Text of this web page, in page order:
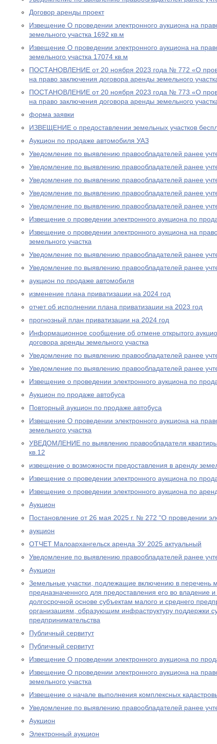
Договор аренды проект
Извещение О проведении электронного аукциона на
земельного участка 1692 кв.м
Извещение О проведении электронного аукциона на
земельного участка 17074 кв.м
ПОСТАНОВЛЕНИЕ от 20 ноября 2023 года № 772 «О
на право заключения договора аренды земельного
ПОСТАНОВЛЕНИЕ от 20 ноября 2023 года № 773 «О
на право заключения договора аренды земельного
форма заявки
ИЗВЕЩЕНИЕ о предоставлении земельных участков
Аукцион по продаже автомобиля УАЗ
Уведомление по выявлению правообладателей ранее
Уведомление по выявлению правообладателей ранее
Уведомление по выявлению правообладателей ранее
Уведомление по выявлению правообладателей ранее
Уведомление по выявлению правообладателей ранее
Извещение о проведении электронного аукциона по
Извещение о проведении электронного аукциона на
земельного участка
Уведомление по выявлению правообладателей ранее
Уведомление по выявлению правообладателей ранее
аукцион по продаже автомобиля
изменение плана приватизации на 2024 год
отчет об исполнении плана приватизации на 2023 год
прогнозный план приватизации на 2024 год
Информационное сообщение об отмене открытого
договора аренды земельного участка
Уведомление по выявлению правообладателей ранее
Уведомление по выявлению правообладателей ранее
Извещение о проведении электронного аукциона по
Аукцион по продаже автобуса
Повторный аукцион по продаже автобуса
Извещение О проведении электронного аукциона на
земельного участка
УВЕДОМЛЕНИЕ по выявлению правообладателя
кв.12
извещение о возможности предоставления в аренду
Извещение о проведении электронного аукциона по
Извещение о проведении электронного аукциона по
Аукцион
Постановление от 26 мая 2025 г. № 272 "О проведении
аукцион
ОТЧЕТ Малоархангельск аренда ЗУ 2025 актуальный
Уведомление по выявлению правообладателей ранее
Аукцион
Земельные участки, подлежащие включению в перечень
предназначенного для предоставления его во владение
долгосрочной основе субъектам малого и среднего
организациям, образующим инфраструктуру поддержки
предпринимательства
Публичный сервитут
Публичный сервитут
Извещение О проведении электронного аукциона по
Извещение О проведении электронного аукциона на
земельного участка
Извещение о начале выполнения комплексных
Уведомление по выявлению правообладателей ранее
Аукцион
Электронный аукцион